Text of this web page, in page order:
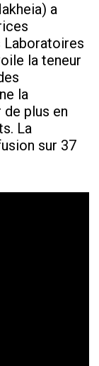
a
Laboratoires
la teneur
la
de plus en
La
sur 37